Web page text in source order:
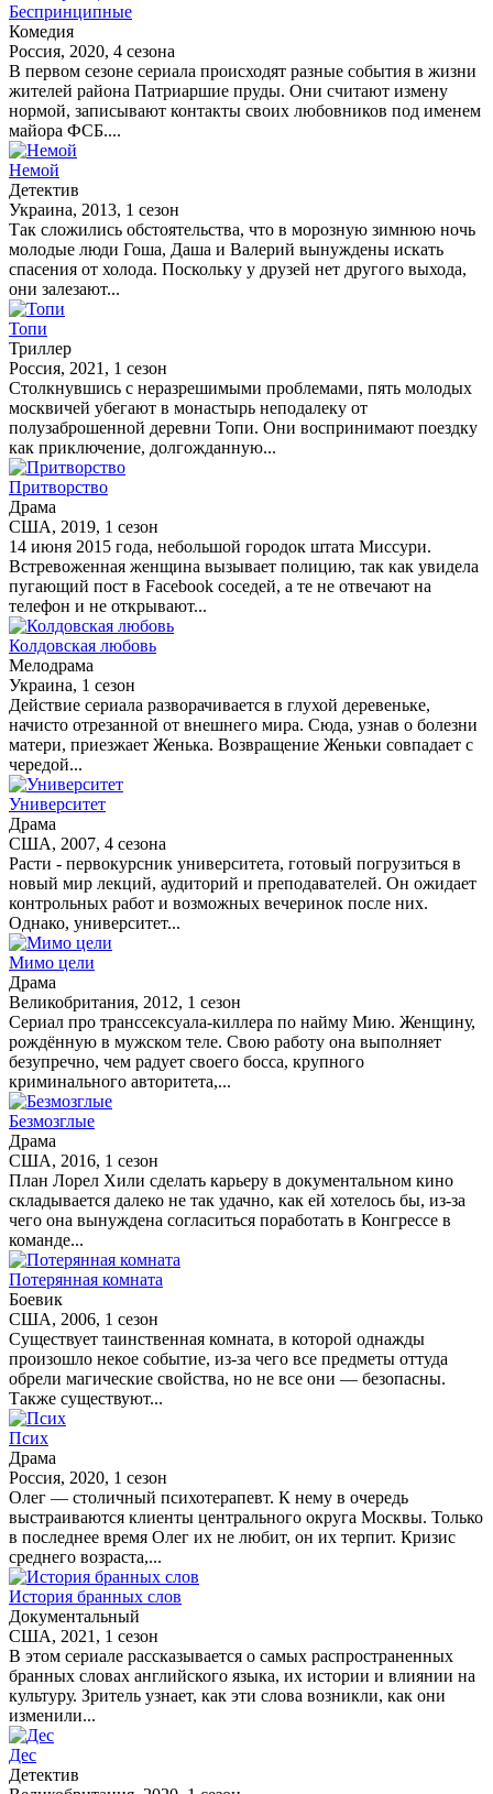
Беспринципные
Комедия
Россия, 2020, 4 сезона
В первом сезоне сериала происходят разные события в жизни
жителей района Патриаршие пруды. Они считают измену
нормой, записывают контакты своих любовников под именем
майора ФСБ....
Немой
Детектив
Украина, 2013, 1 сезон
Так сложились обстоятельства, что в морозную зимнюю ночь
молодые люди Гоша, Даша и Валерий вынуждены искать
спасения от холода. Поскольку у друзей нет другого выхода,
они залезают...
Топи
Триллер
Россия, 2021, 1 сезон
Столкнувшись с неразрешимыми проблемами, пять молодых
москвичей убегают в монастырь неподалеку от
полузаброшенной деревни Топи. Они воспринимают поездку
как приключение, долгожданную...
Притворство
Драма
США, 2019, 1 сезон
14 июня 2015 года, небольшой городок штата Миссури.
Встревоженная женщина вызывает полицию, так как увидела
пугающий пост в Facebook соседей, а те не отвечают на
телефон и не открывают...
Колдовская любовь
Мелодрама
Украина, 1 сезон
Действие сериала разворачивается в глухой деревеньке,
начисто отрезанной от внешнего мира. Сюда, узнав о болезни
матери, приезжает Женька. Возвращение Женьки совпадает с
чередой...
Университет
Драма
США, 2007, 4 сезона
Расти - первокурсник университета, готовый погрузиться в
новый мир лекций, аудиторий и преподавателей. Он ожидает
контрольных работ и возможных вечеринок после них.
Однако, университет...
Мимо цели
Драма
Великобритания, 2012, 1 сезон
Сериал про транссексуала-киллера по найму Мию. Женщину,
рождённую в мужском теле. Свою работу она выполняет
безупречно, чем радует своего босса, крупного
криминального авторитета,...
Безмозглые
Драма
США, 2016, 1 сезон
План Лорел Хили сделать карьеру в документальном кино
складывается далеко не так удачно, как ей хотелось бы, из-за
чего она вынуждена согласиться поработать в Конгрессе в
команде...
Потерянная комната
Боевик
США, 2006, 1 сезон
Существует таинственная комната, в которой однажды
произошло некое событие, из-за чего все предметы оттуда
обрели магические свойства, но не все они — безопасны.
Также существуют...
Псих
Драма
Россия, 2020, 1 сезон
Олег — столичный психотерапевт. К нему в очередь
выстраиваются клиенты центрального округа Москвы. Только
в последнее время Олег их не любит, он их терпит. Кризис
среднего возраста,...
История бранных слов
Документальный
США, 2021, 1 сезон
В этом сериале рассказывается о самых распространенных
бранных словах английского языка, их истории и влиянии на
культуру. Зритель узнает, как эти слова возникли, как они
изменили...
Дес
Детектив